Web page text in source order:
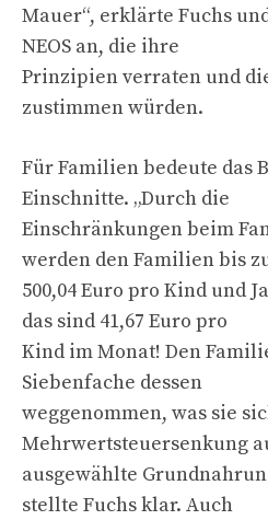
Mauer“, erklärte Fuchs
NEOS an, die ihre
Prinzipien verraten und
zustimmen würden.
Für Familien bedeute das
Einschnitte. „Durch die
Einschränkungen beim
werden den Familien bis
500,04 Euro pro Kind und
das sind 41,67 Euro pro
Kind im Monat! Den
Siebenfache dessen
weggenommen, was sie
Mehrwertsteuersenkung
ausgewählte
stellte Fuchs klar. Auch